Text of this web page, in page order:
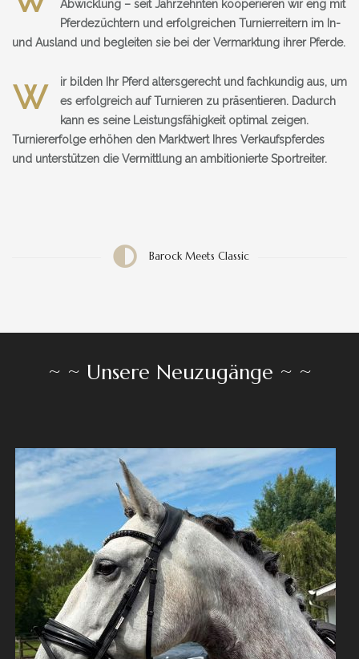
Abwicklung – seit Jahrzehnten kooperieren wir eng mit
Pferdezüchtern und erfolgreichen Turnierreitern im In-
und Ausland und begleiten sie bei der Vermarktung ihrer Pferde.
W
ir bilden Ihr Pferd altersgerecht und fachkundig aus, um
es erfolgreich auf Turnieren zu präsentieren. Dadurch
kann es seine Leistungsfähigkeit optimal zeigen.
Turniererfolge erhöhen den Marktwert Ihres Verkaufspferdes
und unterstützen die Vermittlung an ambitionierte Sportreiter.
Barock Meets Classic
~ ~ Unsere Neuzugänge ~ ~
PRE WALLACH 7 JAHRE, 1,65
PRE - PURA RAZA ESPAÑOLA